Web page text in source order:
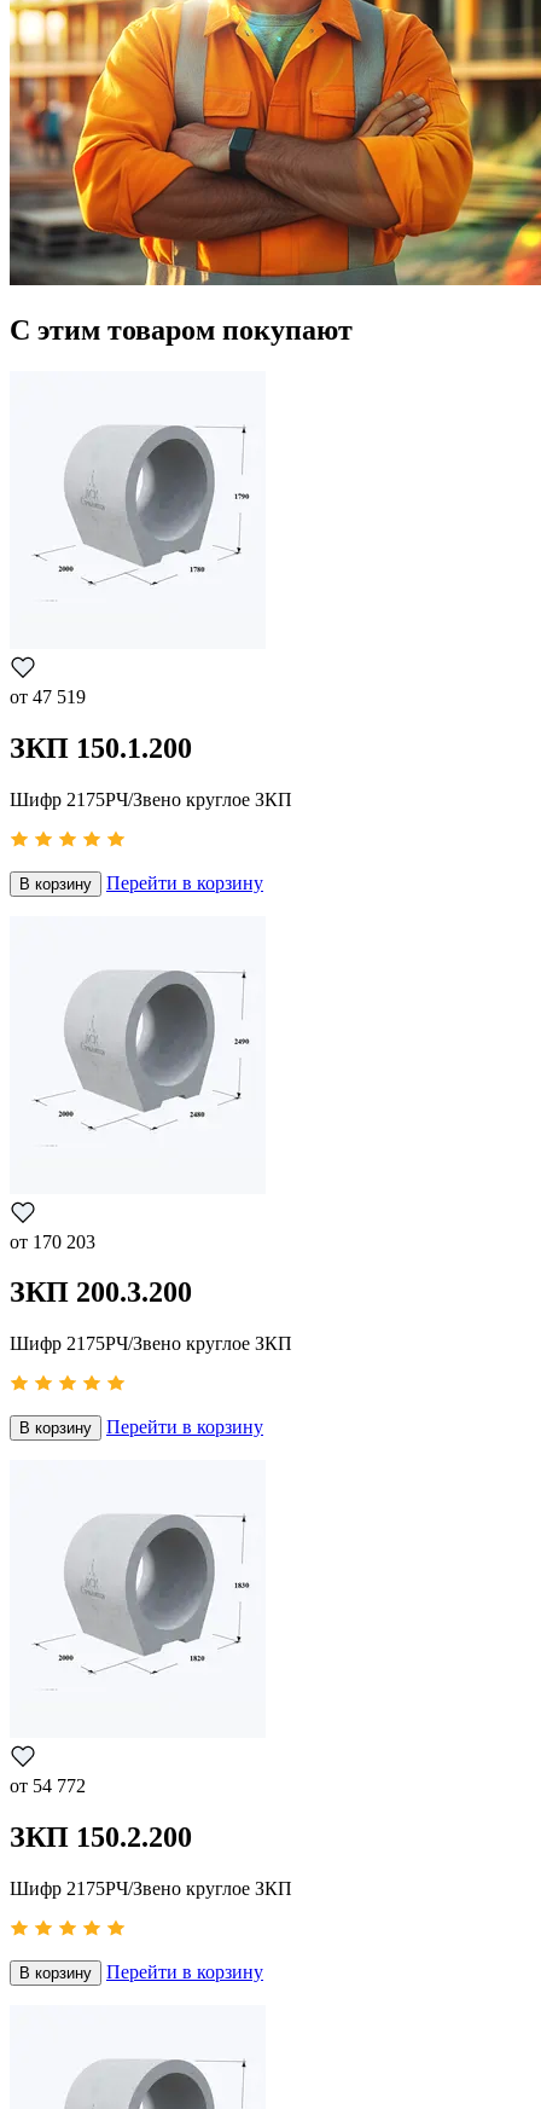
С этим товаром покупают
от 47 519
ЗКП 150.1.200
Шифр 2175РЧ/Звено круглое ЗКП
В корзину Перейти в корзину
от 170 203
ЗКП 200.3.200
Шифр 2175РЧ/Звено круглое ЗКП
В корзину Перейти в корзину
от 54 772
ЗКП 150.2.200
Шифр 2175РЧ/Звено круглое ЗКП
В корзину Перейти в корзину